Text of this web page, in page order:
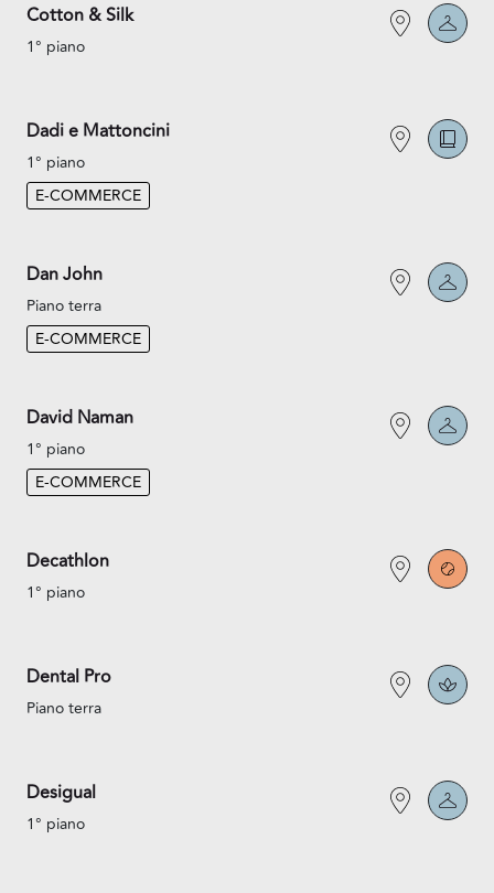
Cotton & Silk
1° piano
Dadi e Mattoncini
1° piano
E-COMMERCE
Dan John
Piano terra
E-COMMERCE
David Naman
1° piano
E-COMMERCE
Decathlon
1° piano
Dental Pro
Piano terra
Desigual
1° piano